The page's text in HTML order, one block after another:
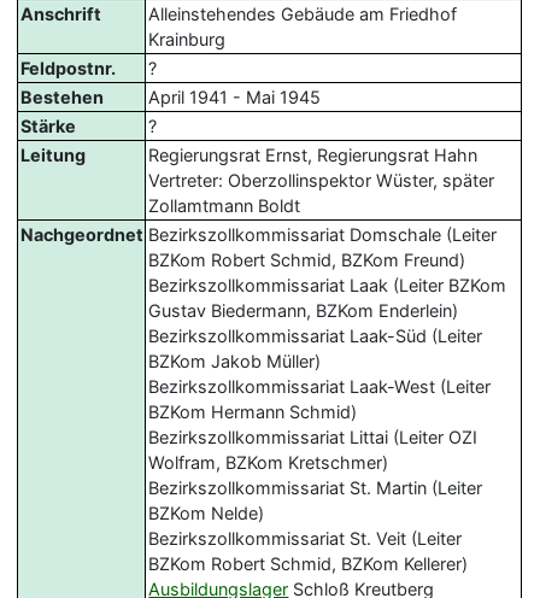
Anschrift
Alleinstehendes Gebäude am Friedhof
Krainburg
Feldpostnr.
?
Bestehen
April 1941 - Mai 1945
Stärke
?
Leitung
Regierungsrat Ernst, Regierungsrat Hahn
Vertreter: Oberzollinspektor Wüster, später
Zollamtmann Boldt
Nachgeordnet Bezirkszollkommissariat Domschale (Leiter
BZKom Robert Schmid, BZKom Freund)
Bezirkszollkommissariat Laak (Leiter BZKom
Gustav Biedermann, BZKom Enderlein)
Bezirkszollkommissariat Laak-Süd (Leiter
BZKom Jakob Müller)
Bezirkszollkommissariat Laak-West (Leiter
BZKom Hermann Schmid)
Bezirkszollkommissariat Littai (Leiter OZI
Wolfram, BZKom Kretschmer)
Bezirkszollkommissariat St. Martin (Leiter
BZKom Nelde)
Bezirkszollkommissariat St. Veit (Leiter
BZKom Robert Schmid, BZKom Kellerer)
Ausbildungslager Schloß Kreutberg